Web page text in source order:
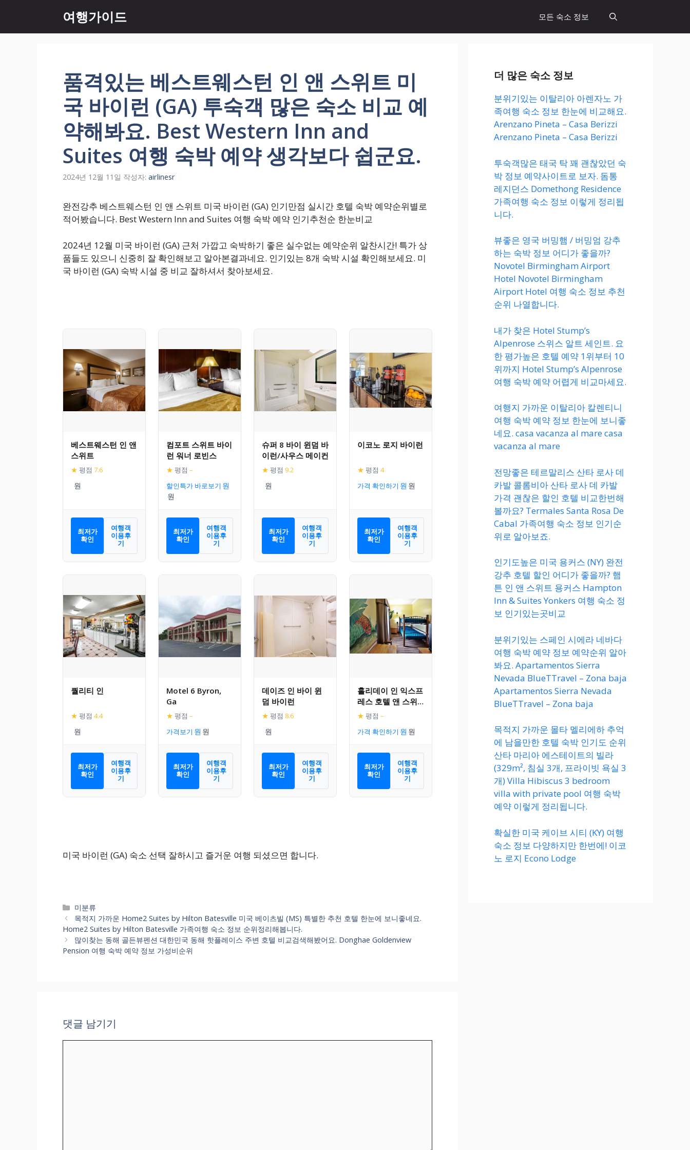
츠
여행가이드 모든 숙소 정보
품격있는 베스트웨스턴 인 앤 스위트 미
국 바이런 (GA) 투숙객 많은 숙소 비교 예
약해봐요. Best Western Inn and
Suites 여행 숙박 예약 생각보다 쉽군요.
2024년 12월 11일 작성자: airlinesr
완전강추 베스트웨스턴 인 앤 스위트 미국 바이런 (GA) 인기만점 실시간 호텔 숙박 예약순위별로
적어봤습니다. Best Western Inn and Suites 여행 숙박 예약 인기추천순 한눈비교
2024년 12월 미국 바이런 (GA) 근처 가깝고 숙박하기 좋은 실수없는 예약순위 알찬시간! 특가 상
품들도 있으니 신중히 잘 확인해보고 알아본결과네요. 인기있는 8개 숙박 시설 확인해보세요. 미
국 바이런 (GA) 숙박 시설 중 비교 잘하셔서 찾아보세요.
베스트웨스턴 인 앤
스위트
★ 평점 7.6
최저가
확인
여행객
이용후
기
컴포트 스위트 바이
런 워너 로빈스
★ 평점 –
할인특가 바로보기
최저가
확인
여행객
이용후
기
슈퍼 8 바이 윈덤 바
이런/사우스 메이컨
★ 평점 9.2
최저가
확인
여행객
이용후
기
이코노 로지 바이런
★ 평점 4
가격 확인하기
최저가
확인
여행객
이용후
기
퀄리티 인
★ 평점 4.4
최저가
확인
여행객
이용후
기
Motel 6 Byron,
Ga
★ 평점 –
가격보기
최저가
확인
여행객
이용후
기
데이즈 인 바이 윈
덤 바이런
★ 평점 8.6
최저가
확인
여행객
이용후
기
홀리데이 인 익스프
레스 호텔 앤 스위
트 바이런
★ 평점 –
가격 확인하기
최저가
확인
여행객
이용후
기
미국 바이런 (GA) 숙소 선택 잘하시고 즐거운 여행 되셨으면 합니다.
카
테
고
리
미분류
목적지 가까운 Home2 Suites by Hilton Batesville 미국 베이츠빌 (MS) 특별한 추천 호텔 한눈에 보니좋네요.
Home2 Suites by Hilton Batesville 가족여행 숙소 정보 순위정리해봅니다.
많이찾는 동해 골든뷰펜션 대한민국 동해 핫플레이스 주변 호텔 비교검색해봤어요. Donghae Goldenview
Pension 여행 숙박 예약 정보 가성비순위
댓글 남기기
더 많은 숙소 정보
분위기있는 이탈리아 아렌자노 가
족여행 숙소 정보 한눈에 비교해요.
Arenzano Pineta – Casa Berizzi
Arenzano Pineta – Casa Berizzi
투숙객많은 태국 탁 꽤 괜찮았던 숙
박 정보 예약사이트로 보자. 돔통
레지던스 Domethong Residence
가족여행 숙소 정보 이렇게 정리됩
니다.
뷰좋은 영국 버밍햄 / 버밍엄 강추
하는 숙박 정보 어디가 좋을까?
Novotel Birmingham Airport
Hotel Novotel Birmingham
Airport Hotel 여행 숙소 정보 추천
순위 나열합니다.
내가 찾은 Hotel Stump’s
Alpenrose 스위스 알트 세인트. 요
한 평가높은 호텔 예약 1위부터 10
위까지 Hotel Stump’s Alpenrose
여행 숙박 예약 어렵게 비교마세요.
여행지 가까운 이탈리아 칼렌티니
여행 숙박 예약 정보 한눈에 보니좋
네요. casa vacanza al mare casa
vacanza al mare
전망좋은 테르말리스 산타 로사 데
카발 콜롬비아 산타 로사 데 카발
가격 괜찮은 할인 호텔 비교한번해
볼까요? Termales Santa Rosa De
Cabal 가족여행 숙소 정보 인기순
위로 알아보죠.
인기도높은 미국 용커스 (NY) 완전
강추 호텔 할인 어디가 좋을까? 햄
튼 인 앤 스위트 용커스 Hampton
Inn & Suites Yonkers 여행 숙소 정
보 인기있는곳비교
분위기있는 스페인 시에라 네바다
여행 숙박 예약 정보 예약순위 알아
봐요. Apartamentos Sierra
Nevada BlueTTravel – Zona baja
Apartamentos Sierra Nevada
BlueTTravel – Zona baja
목적지 가까운 몰타 멜리에하 추억
에 남을만한 호텔 숙박 인기도 순위
산타 마리아 에스테이트의 빌라
(329m², 침실 3개, 프라이빗 욕실 3
개) Villa Hibiscus 3 bedroom
villa with private pool 여행 숙박
예약 이렇게 정리됩니다.
확실한 미국 케이브 시티 (KY) 여행
숙소 정보 다양하지만 한번에! 이코
노 로지 Econo Lodge